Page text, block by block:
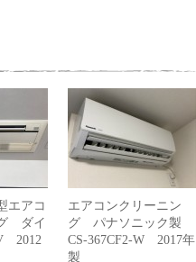
エアコ
ダイ
2012
エアコンクリーニン
グ パナソニック製
CS-367CF2-W 2017年
製